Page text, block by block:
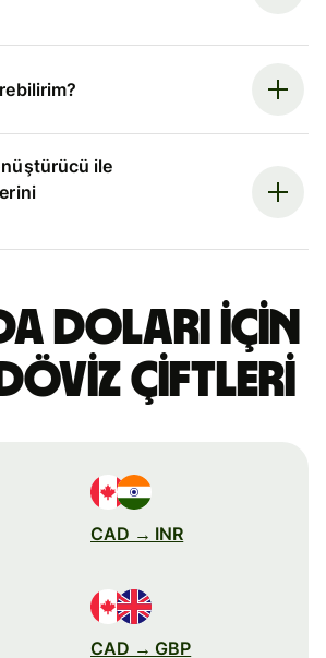
ile
doları için
döviz çiftleri
CAD → INR
CAD → GBP